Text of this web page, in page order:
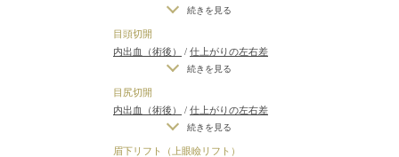
内出血（術後）/
がりが完璧に自分の理想の形にならな
いことがある /
二重のラインの癒着が
とれる可能性/ 手術後の血腫
続きを見る
目頭切開
内出血（術後）
/ 仕上がりの左右差
（片目ずつ手術をする場合）
の理想の形にならないことがある
続きを見る
目尻切開
内出血（術後）
/ 仕上がりの左右差
（片目ずつ手術をする場合）
続きを見る
眉下リフト（上眼瞼リフト）